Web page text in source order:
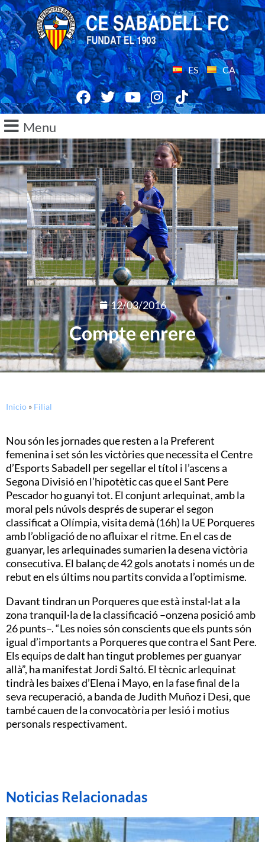
ES CA
Menu
12/03/2016
Compte enrere
Inicio » Filial
Nou són les jornades que resten a la Preferent
femenina i set són les victòries que necessita el Centre
d’Esports Sabadell per segellar el títol i l’ascens a
Segona Divisió en l’hipotètic cas que el Sant Pere
Pescador ho guanyi tot. El conjunt arlequinat, amb la
moral pels núvols després de superar el segon
classificat a Olímpia, visita demà (16h) la UE Porqueres
amb l’obligació de no afluixar el ritme. En el cas de
guanyar, les arlequinades sumarien la desena victòria
consecutiva. El balanç de 42 gols anotats i només un de
rebut en els últims nou partits convida a l’optimisme.
Davant tindran un Porqueres que està instal·lat a la
zona tranquil·la de la classificació –onzena posició amb
26 punts–. “Les noies són conscients que els punts són
igual d’importants a Porqueres que contra el Sant Pere.
Els equips de dalt han tingut problemes per guanyar
allà”, ha manifestat Jordi Saltó. El tècnic arlequinat
tindrà les baixes d’Elena i Mayo, en la fase final de la
seva recuperació, a banda de Judith Muñoz i Desi, que
també cauen de la convocatòria per lesió i motius
personals respectivament.
Noticias Relacionadas